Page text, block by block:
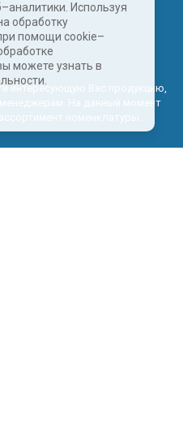
Используя
обработку
помощи cookie–
можете узнать в
интересующую Вас продукцию,
На данный момент
номенклатуры.